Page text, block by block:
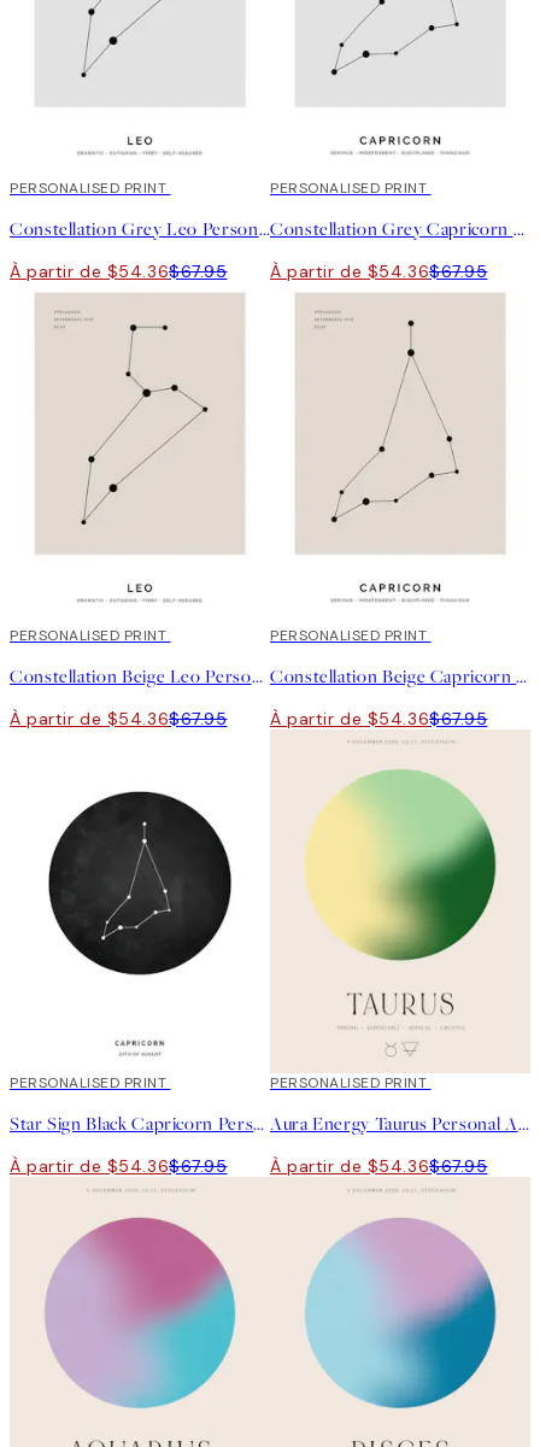
20%*
PERSONALISED PRINT
Constellation Grey Leo Personal Affiche
À partir de $54.36$67.95
20%*
PERSONALISED PRINT
Constellation Grey Capricorn Personal Affiche
À partir de $54.36$67.95
20%*
PERSONALISED PRINT
Constellation Beige Leo Personal Affiche
À partir de $54.36$67.95
20%*
PERSONALISED PRINT
Constellation Beige Capricorn Personal Affiche
À partir de $54.36$67.95
20%*
PERSONALISED PRINT
Star Sign Black Capricorn Personal Affiche
À partir de $54.36$67.95
20%*
PERSONALISED PRINT
Aura Energy Taurus Personal Affiche
À partir de $54.36$67.95